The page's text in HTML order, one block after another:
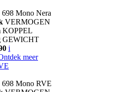
Mono Nera
VERMOGEN
KOPPEL
GEWICHT
i
meer
698 Mono RVE